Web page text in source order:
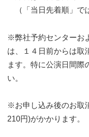
（「当日先着順」で
※弊社予約センターお
は、１４日前からは取
ます。特に公演日間際
い。
※お申し込み後のお取
210円)がかかります。